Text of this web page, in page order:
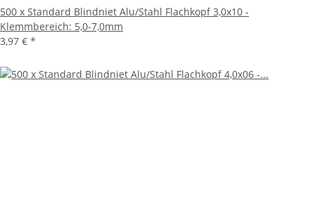
500 x Standard Blindniet Alu/Stahl Flachkopf 3,0x10 -
Klemmbereich: 5,0-7,0mm
3,97 € *